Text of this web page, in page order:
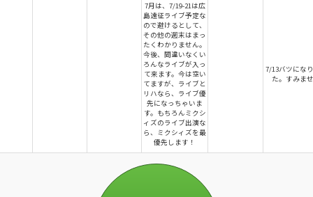
7月は、7/19-21は広
島遠征ライブ予定な
ので避けるとして、
その他の週末はまっ
たくわかりません。
今後、間違いなくい
ろんなライブが入っ
て来ます。今は空い
てますが、ライブと
リハなら、ライブ優
先になっちゃいま
す。もちろんミクシ
ィズのライブ出演な
ら、ミクシィズを最
優先します！
7/13バツにな
た。すみま